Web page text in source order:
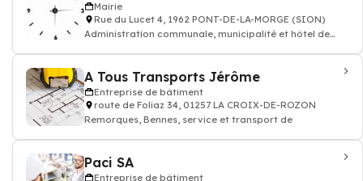
Mairie
Rue du Lucet 4, 1962 PONT-DE-LA-MORGE (SION)
Administration communale, municipalité et hôtel de
A Tous Transports Jérôme
Entreprise de bâtiment
route de Foliaz 34, 01257 LA CROIX-DE-ROZON
Remorques, Bennes, service et transport de
Paci SA
Entreprise de bâtiment